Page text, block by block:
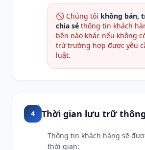
🚫 Chúng tôi không bán,
chia sẻ thông tin khách
bên nào khác nếu không
trừ trường hợp được yêu
luật.
4 Thời gian lưu trữ
Thông tin khách hàng sẽ
thời gian: